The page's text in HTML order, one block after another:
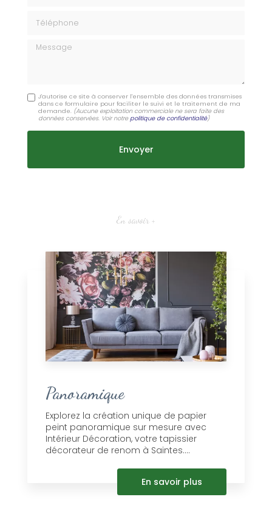
Message
J'autorise ce site à conserver l'ensemble des données transmises
dans ce formulaire pour faciliter le suivi et le traitement de ma
demande. (Aucune exploitation commerciale ne sera faite des
données conservées. Voir notrepolitique de confidentialité)
En savoir +
Panoramique
Explorez la création unique de papier
peint panoramique sur mesure avec
Intérieur Décoration, votre tapissier
décorateur de renom à Saintes....
En savoir plus